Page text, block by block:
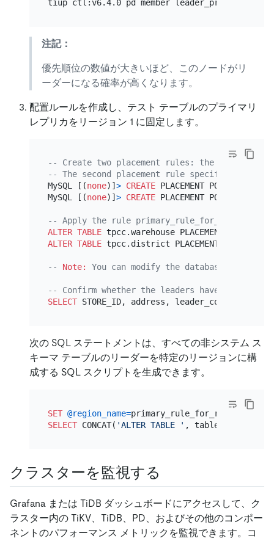
注記：
優先順位の数値が大きいほど、このノードがリ
ーダーになる確率が高くなります。
配置ルールを作成し、テスト テーブルのプライマリ
レプリカをリージョン 1 に固定します。
-- Create two placement rules: the first rule
-- The second placement rule specifies that
MySQL [(none)] > CREATE PLACEMENT POLICY
MySQL [(none)] > CREATE PLACEMENT POLICY
-- Apply the rule primary_rule_for_region1 to
ALTER TABLE tpcc.warehouse PLACEMENT POLICY
ALTER TABLE tpcc.district PLACEMENT POLICY
-- Note: You can modify the database name,
-- Confirm whether the leaders have been
SELECT STORE_ID, address, leader_count, label
次の SQL ステートメントは、すべての非システム ス
キーマ テーブルのリーダーを特定のリージョンに構
成する SQL スクリプトを生成できます。
SET @region_name=
primary_rule_for_region1;
SELECT CONCAT( 'ALTER TABLE ' , table_schema,
クラスターを監視する
Grafana または TiDB ダッシュボードにアクセスして、ク
ラスター内の TiKV、TiDB、PD、およびその他のコンポー
ネントのパフォーマンス メトリックを監視できます。コ